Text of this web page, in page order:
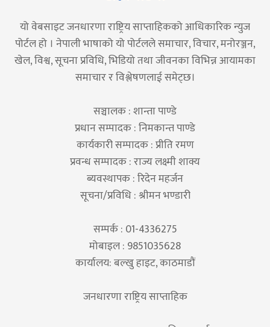
यो वेबसाइट जनधारणा राष्ट्रिय साप्ताहिकको आधिकारिक न्युज
पोर्टल हो । नेपाली भाषाको यो पोर्टलले समाचार, विचार, मनोरञ्जन,
खेल, विश्व, सूचना प्रविधि, भिडियो तथा जीवनका विभिन्न आयामका
समाचार र विश्लेषणलाई समेट्छ।
सञ्चालक : शान्ता पाण्डे
प्रधान सम्पादक : निमकान्त पाण्डे
कार्यकारी सम्पादक : प्रीति रमण
प्रवन्ध सम्पादक : राज्य लक्ष्मी शाक्य
ब्यवस्थापक : रिदेन महर्जन
सूचना/प्रविधि : श्रीमन भण्डारी
सम्पर्क : 01-4336275
मोबाइल : 9851035628
कार्यालय: बल्खु हाइट, काठमाडौं
जनधारणा राष्ट्रिय साप्ताहिक